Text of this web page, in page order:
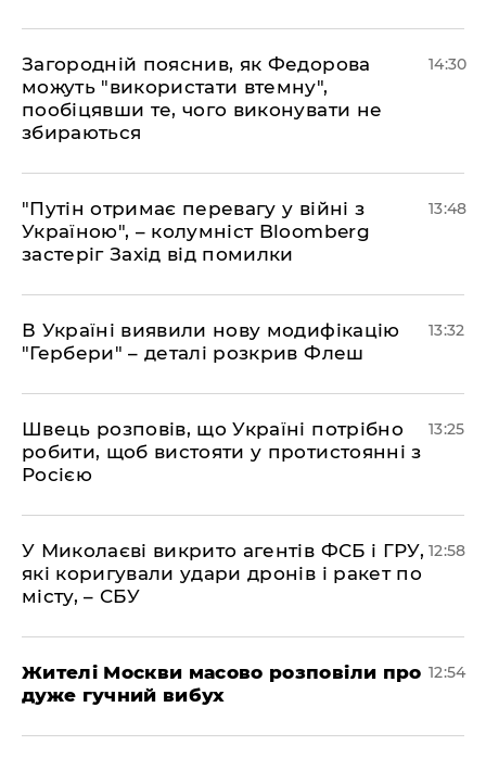
Загородній пояснив, як Федорова
можуть "використати втемну",
пообіцявши те, чого виконувати не
збираються
14:30
"Путін отримає перевагу у війні з
Україною", – колумніст Bloomberg
застеріг Захід від помилки
13:48
В Україні виявили нову модифікацію
"Гербери" – деталі розкрив Флеш
13:32
Швець розповів, що Україні потрібно
робити, щоб вистояти у протистоянні з
Росією
13:25
У Миколаєві викрито агентів ФСБ і ГРУ,
які коригували удари дронів і ракет по
місту, – СБУ
12:58
Жителі Москви масово розповіли про
дуже гучний вибух
12:54